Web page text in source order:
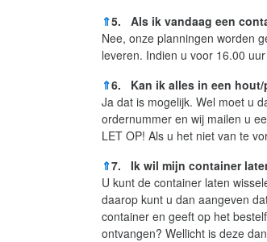
⇑5. Als ik vandaag een
Nee, onze planningen worden
leveren. Indien u voor 16.00
⇑6. Kan ik alles in een
Ja dat is mogelijk. Wel moet u
ordernummer en wij mailen u
LET OP! Als u het niet van te
⇑7. Ik wil mijn container
U kunt de container laten
daarop kunt u dan aangeven
container en geeft op het
ontvangen? Wellicht is deze